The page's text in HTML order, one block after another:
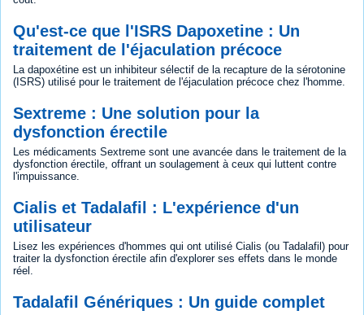
Qu'est-ce que l'ISRS Dapoxetine : Un
traitement de l'éjaculation précoce
La dapoxétine est un inhibiteur sélectif de la recapture de la sérotonine
(ISRS) utilisé pour le traitement de l'éjaculation précoce chez l'homme.
Sextreme : Une solution pour la
dysfonction érectile
Les médicaments Sextreme sont une avancée dans le traitement de la
dysfonction érectile, offrant un soulagement à ceux qui luttent contre
l'impuissance.
Cialis et Tadalafil : L'expérience d'un
utilisateur
Lisez les expériences d'hommes qui ont utilisé Cialis (ou Tadalafil) pour
traiter la dysfonction érectile afin d'explorer ses effets dans le monde
réel.
Tadalafil Génériques : Un guide complet